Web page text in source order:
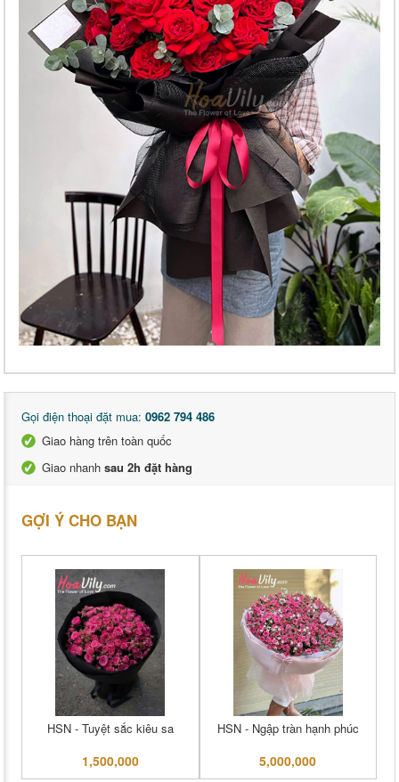
Gọi điện thoại đặt mua: 0962 794 486
Giao hàng trên toàn quốc
Giao nhanh sau 2h đặt hàng
GỢI Ý CHO BẠN
HSN - Tuyệt sắc kiêu sa
1,500,000
HSN - Ngập tràn hạnh phúc
5,000,000